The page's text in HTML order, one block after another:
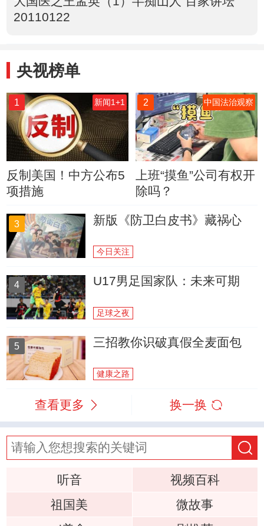
20110122
央视榜单
1 新闻1+1
反制美国！中方公布5
项措施
2 中国法治观察
上班“摸鱼”公司有权开
除吗？
3 新版《防卫白皮书》藏祸心
今日关注
4 U17男足国家队：未来可期
足球之夜
5 三招教你识破真假全麦面包
健康之路
查看更多 换一换
听音
视频百科
祖国美
微故事